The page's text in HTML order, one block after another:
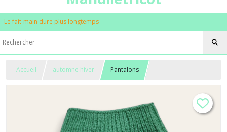
Le fait-main dure plus longtemps
Accueil automne hiver Pantalons